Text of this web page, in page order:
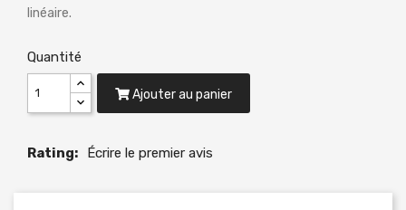
linéaire.
Quantité
Ajouter au panier
Rating: Écrire le premier avis